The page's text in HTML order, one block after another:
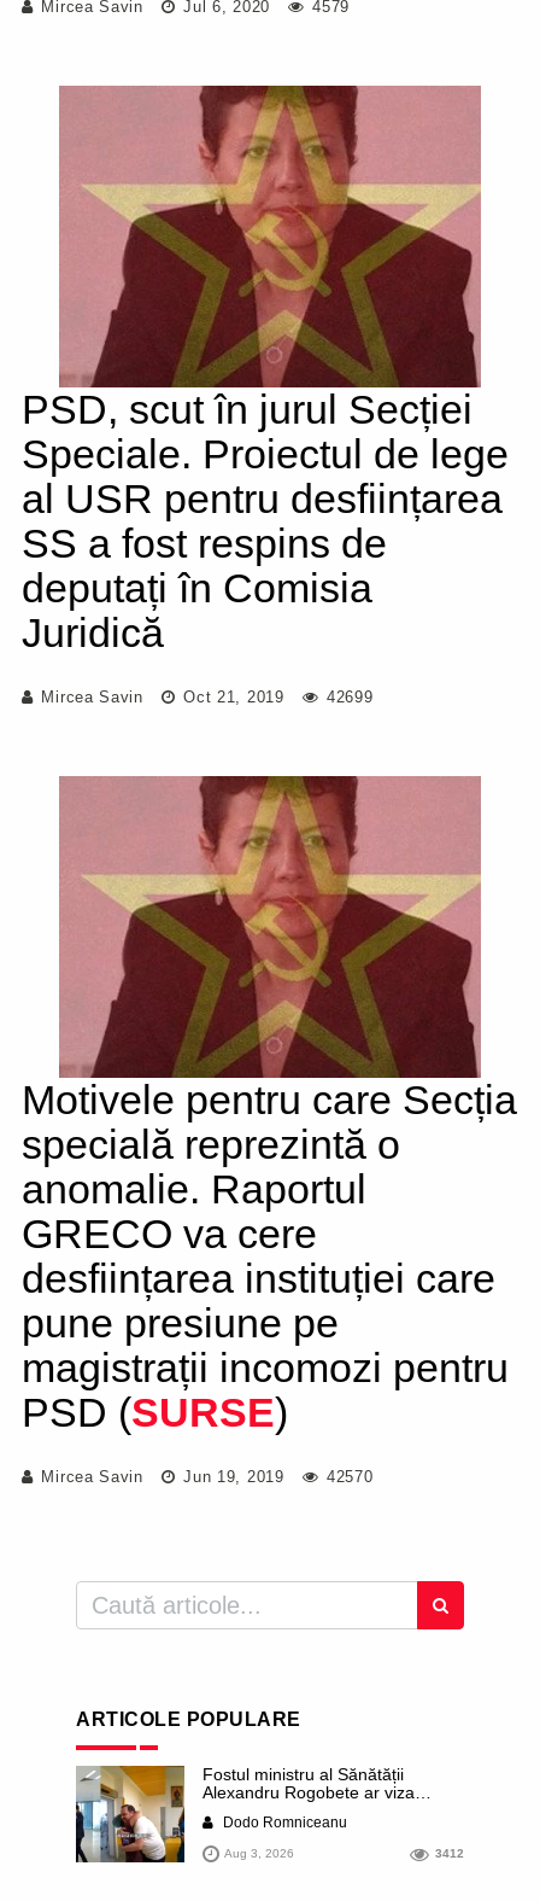
Mircea Savin Jul 6, 2020 4579
PSD, scut în jurul Secției
Speciale. Proiectul de lege
al USR pentru desființarea
SS a fost respins de
deputați în Comisia
Juridică
Mircea Savin Oct 21, 2019 42699
Motivele pentru care Secția
specială reprezintă o
anomalie. Raportul
GRECO va cere
desființarea instituției care
pune presiune pe
magistrații incomozi pentru
PSD (SURSE)
Mircea Savin Jun 19, 2019 42570
ARTICOLE POPULARE
Fostul ministru al Sănătății
Alexandru Rogobete ar viza
al orașului Timișoara. Pesedistul
publică imagini demne de Coreea
de Nord cu femei din Timișoara
Dodo Romniceanu
Aug 3, 2026 3412